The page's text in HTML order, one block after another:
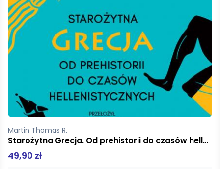
DeSanctis Marcia
100 miejsc we Francji
39,90 zł